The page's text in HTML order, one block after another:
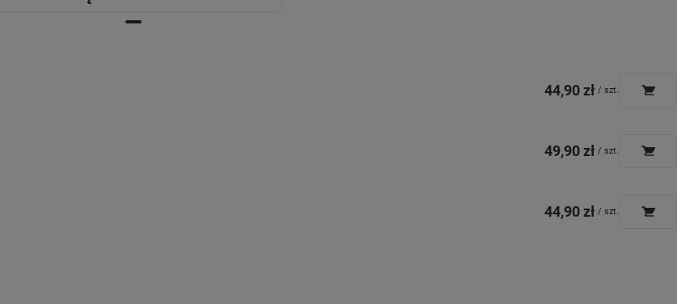
44,90 zł / szt.
49,90 zł / szt.
44,90 zł / szt.